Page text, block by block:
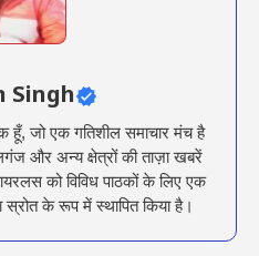
Singh
हूँ, जो एक गतिशील समाचार मंच है
और अन्य क्षेत्रों की ताज़ा खबरें
को विविध पाठकों के लिए एक
के रूप में स्थापित किया है।